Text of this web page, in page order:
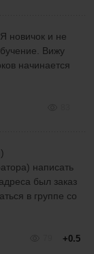
новичок и не
Вижу
начинается
написать
был заказ
в группе со
+0.5